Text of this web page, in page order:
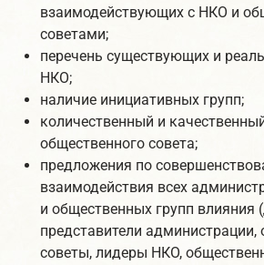
взаимодействующих с НКО и
советами;
перечень существующих и
НКО;
наличие инициативных групп;
количественный и
общественного совета;
предложения по
взаимодействия всех
и общественных групп влияния
представители
советы, лидеры НКО,